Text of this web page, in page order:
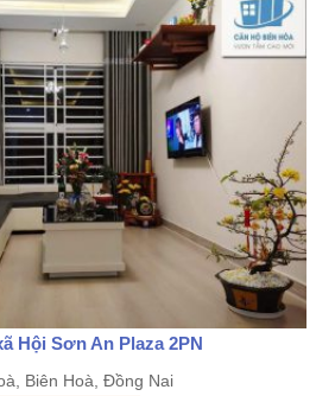
Hội Sơn An Plaza 2PN
Biên Hoà, Đồng Nai